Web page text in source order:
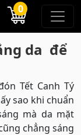
0
da để
Tết Canh Tý
sao khi chuẩn
mà da mặt
chẳng sáng